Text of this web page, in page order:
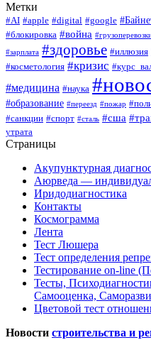
Метки
#AI #apple #digital #google
#блокировка #война
#зарплата #здоровье #иллюзия
#косметология #кризис
#медицина #наука
#образование #переезд #пожар
#санкции #спорт #сталь #сша
утрата
Страницы
Акупунктурная
Аюрведа —
Иридодиагностика
Контакты
Космограмма
Лента
Тест Люшера
Тест определения
Тестирование on-line
Тесты,
Самооценка,
Цветовой тест
Новости строительства и